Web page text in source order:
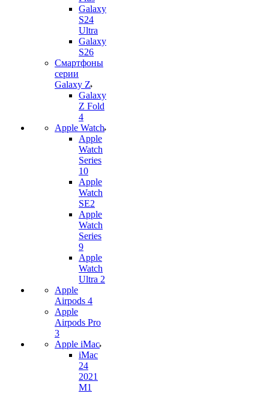
Galaxy
S24
Ultra
Galaxy
S26
Смартфоны
серии
Galaxy Z
Galaxy
Z Fold
4
Apple Watch
Apple
Watch
Series
10
Apple
Watch
SE2
Apple
Watch
Series
9
Apple
Watch
Ultra 2
Apple
Airpods 4
Apple
Airpods Pro
3
Apple iMac
iMac
24
2021
M1